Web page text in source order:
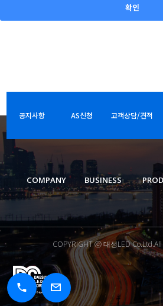
공지사항 AS신청 고객상담/견적
COMPANY BUSINESS
COPYRIGHT ⓒ 대성LED